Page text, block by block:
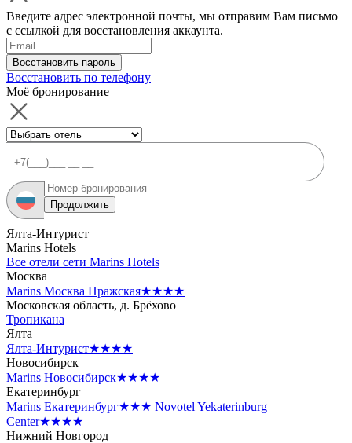
Введите адрес электронной почты, мы отправим Вам письмо
с ссылкой для восстановления аккаунта.
Восстановить пароль
Восстановить по телефону
Моё бронирование
Продолжить
Ялта-Интурист
Marins Hotels
Все отели сети Marins Hotels
Москва
Marins Москва Пражская★★★★
Московская область, д. Брёхово
Тропикана
Ялта
Ялта-Интурист★★★★
Новосибирск
Marins Новосибирск★★★★
Екатеринбург
Marins Екатеринбург★★★ Novotel Yekaterinburg
Center★★★★
Нижний Новгород